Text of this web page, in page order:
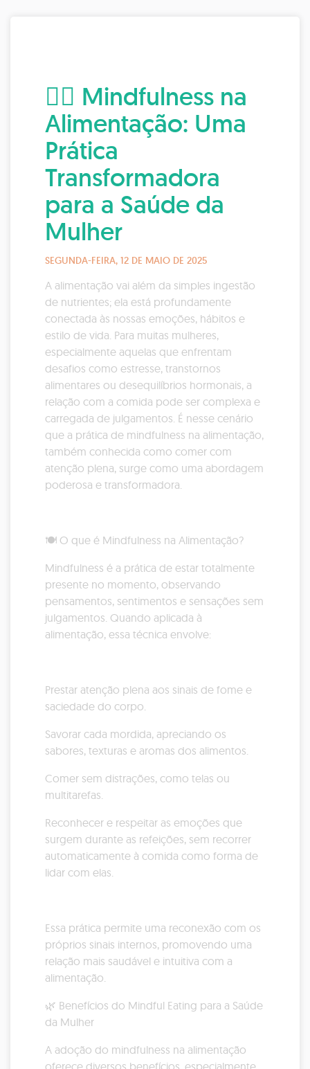
🧘‍♀️ Mindfulness na
Alimentação: Uma
Prática
Transformadora
para a Saúde da
Mulher
SEGUNDA-FEIRA, 12 DE MAIO DE 2025
A alimentação vai além da simples ingestão
de nutrientes; ela está profundamente
conectada às nossas emoções, hábitos e
estilo de vida. Para muitas mulheres,
especialmente aquelas que enfrentam
desafios como estresse, transtornos
alimentares ou desequilíbrios hormonais, a
relação com a comida pode ser complexa e
carregada de julgamentos. É nesse cenário
que a prática de mindfulness na alimentação,
também conhecida como comer com
atenção plena, surge como uma abordagem
poderosa e transformadora.
🍽️ O que é Mindfulness na Alimentação?
Mindfulness é a prática de estar totalmente
presente no momento, observando
pensamentos, sentimentos e sensações sem
julgamentos. Quando aplicada à
alimentação, essa técnica envolve:
Prestar atenção plena aos sinais de fome e
saciedade do corpo.
Savorar cada mordida, apreciando os
sabores, texturas e aromas dos alimentos.
Comer sem distrações, como telas ou
multitarefas.
Reconhecer e respeitar as emoções que
surgem durante as refeições, sem recorrer
automaticamente à comida como forma de
lidar com elas.
Essa prática permite uma reconexão com os
próprios sinais internos, promovendo uma
relação mais saudável e intuitiva com a
alimentação.
🌿 Benefícios do Mindful Eating para a Saúde
da Mulher
A adoção do mindfulness na alimentação
oferece diversos benefícios, especialmente